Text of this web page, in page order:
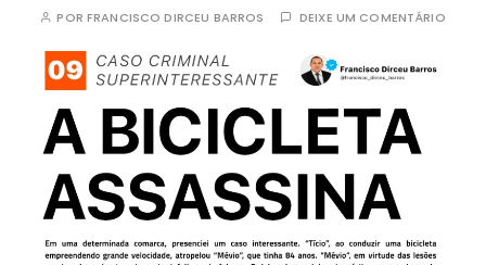
POR FRANCISCO DIRCEU BARROS DEIXE UM COMENTÁRIO